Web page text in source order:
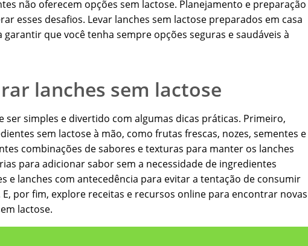
não oferecem opções sem lactose. Planejamento e
esses desafios. Levar lanches sem lactose preparados em casa
que você tenha sempre opções seguras e saudáveis à
lanches sem lactose
ser simples e divertido com algumas dicas práticas. Primeiro,
sem lactose à mão, como frutas frescas, nozes, sementes e
combinações de sabores e texturas para manter os lanches
para adicionar sabor sem a necessidade de ingredientes
e lanches com antecedência para evitar a tentação de consumir
por fim, explore receitas e recursos online para encontrar novas
lactose.